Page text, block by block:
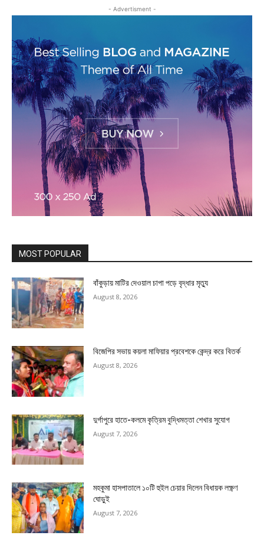
- Advertisment -
MOST POPULAR
বাঁকুড়ায় মাটির দেওয়াল চাপা পড়ে বৃদ্ধার মৃত্যু
August 8, 2026
বিজেপির সভায় কয়লা মাফিয়ার প্রবেশকে কেন্দ্র করে বিতর্ক
August 8, 2026
দুর্গাপুরে হাতে-কলমে কৃত্রিম বুদ্ধিমত্তা শেখার সুযোগ
August 7, 2026
মহকুমা হাসপাতালে ১০টি হুইল চেয়ার দিলেন বিধায়ক লক্ষ্ণণ
ঘোড়ুই
August 7, 2026